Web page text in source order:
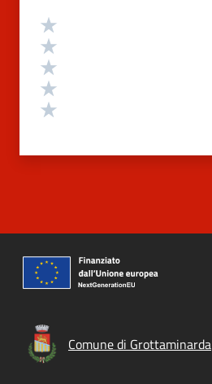
Valutazione
Comune di Grottaminarda